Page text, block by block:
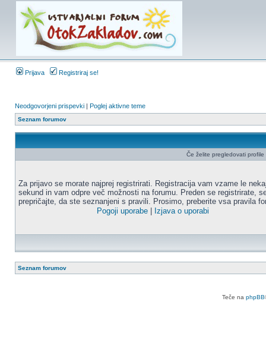
Prijava Registriraj se!
Neodgovorjeni prispevki | Poglej aktivne teme
Seznam forumov
Če želite pregledovati
Za prijavo se morate najprej registrirati. Registracija vam vzame le
sekund in vam odpre več možnosti na forumu. Preden se registrirate,
prepričajte, da ste seznanjeni s pravili. Prosimo, preberite vsa pravila
Pogoji uporabe
Izjava o uporabi
Seznam forumov
Teče na phpBB